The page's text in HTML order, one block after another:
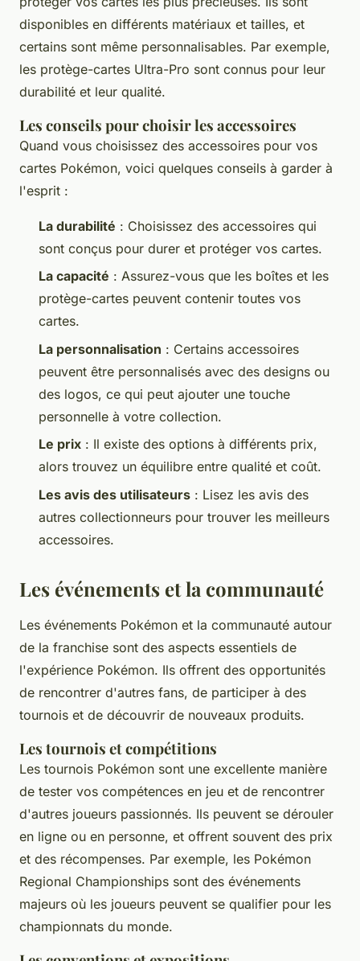
disponibles en différents matériaux et tailles, et
certains sont même personnalisables. Par exemple,
les protège-cartes Ultra-Pro sont connus pour leur
durabilité et leur qualité.
Les conseils pour choisir les accessoires
Quand vous choisissez des accessoires pour vos
cartes Pokémon, voici quelques conseils à garder à
l'esprit :
La durabilité : Choisissez des accessoires qui
sont conçus pour durer et protéger vos cartes.
La capacité : Assurez-vous que les boîtes et les
protège-cartes peuvent contenir toutes vos
cartes.
La personnalisation : Certains accessoires
peuvent être personnalisés avec des designs ou
des logos, ce qui peut ajouter une touche
personnelle à votre collection.
Le prix : Il existe des options à différents prix,
alors trouvez un équilibre entre qualité et coût.
Les avis des utilisateurs : Lisez les avis des
autres collectionneurs pour trouver les meilleurs
accessoires.
Les événements et la communauté
Les événements Pokémon et la communauté autour
de la franchise sont des aspects essentiels de
l'expérience Pokémon. Ils offrent des opportunités
de rencontrer d'autres fans, de participer à des
tournois et de découvrir de nouveaux produits.
Les tournois et compétitions
Les tournois Pokémon sont une excellente manière
de tester vos compétences en jeu et de rencontrer
d'autres joueurs passionnés. Ils peuvent se dérouler
en ligne ou en personne, et offrent souvent des prix
et des récompenses. Par exemple, les Pokémon
Regional Championships sont des événements
majeurs où les joueurs peuvent se qualifier pour les
championnats du monde.